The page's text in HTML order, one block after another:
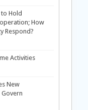
Hold
How
Respond?
Activities
New